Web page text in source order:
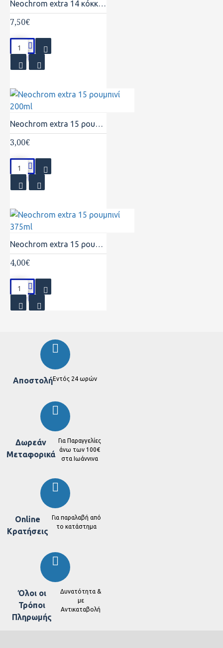
Neochrom extra 14 κόκκινο φωτιάς 750ml
7,50€
Neochrom extra 15 ρουμπινί 200ml
3,00€
Neochrom extra 15 ρουμπινί 375ml
4,00€
ΑποστολήΕντός 24 ωρών
Δωρεάν
Μεταφορικά
Για Παραγγελίες
άνω των 100€
στα Ιωάννινα
Online
Κρατήσεις
Για παραλαβή από
το κατάστημα
Όλοι οι
Τρόποι
Πληρωμής
Δυνατότητα &
με
Αντικαταβολή